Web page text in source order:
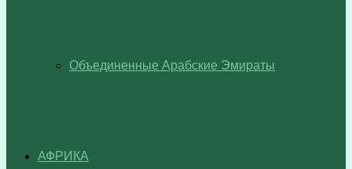
Объединенные Арабские Эмираты
АФРИКА